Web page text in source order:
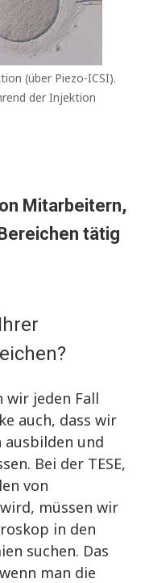
(über Piezo-ICSI).
der Injektion
Mitarbeitern,
tätig
wir jeden Fall
auch, dass wir
ausbilden und
Bei der TESE,
von
müssen wir
in den
suchen. Das
man die